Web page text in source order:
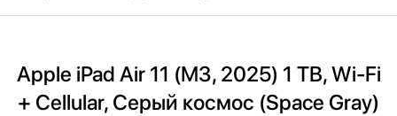
Apple iPad Air 11 (M3, 2025) 1 TB, Wi-Fi
+ Cellular, Серый космос (Space Gray)